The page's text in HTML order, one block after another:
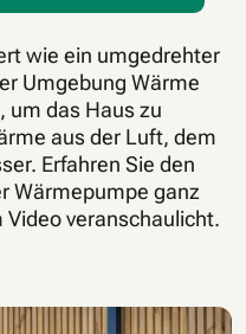
wie ein umgedrehter
Umgebung Wärme
um das Haus zu
aus der Luft, dem
Erfahren Sie den
Wärmepumpe ganz
veranschaulicht.